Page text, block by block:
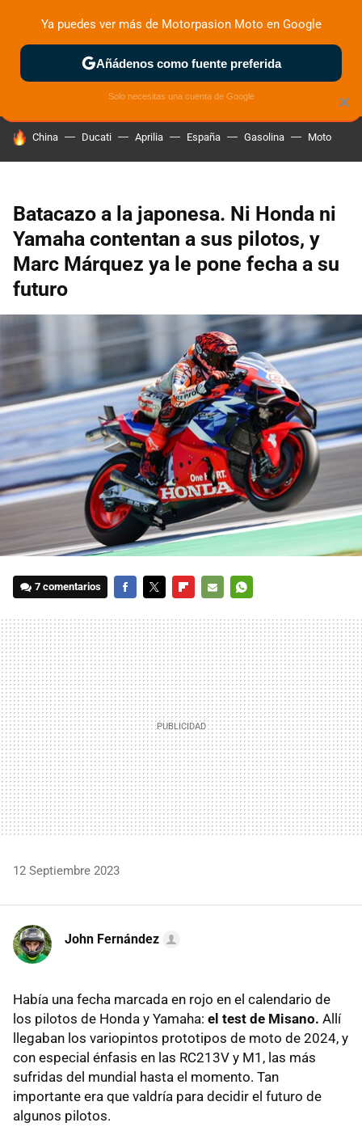
ZONA DE PRUEBAS DEPORTIVAS MOTOS ELÉCTRICAS
HOY SE HABLA DE
China Ducati Aprilia España Gasolina Moto
Batacazo a la japonesa. Ni Honda ni
Yamaha contentan a sus pilotos, y
Marc Márquez ya le pone fecha a su
futuro
7 comentarios
MAIL
12 Septiembre 2023
John Fernández
Había una fecha marcada en rojo en el calendario de
los pilotos de Honda y Yamaha: el test de Misano. Allí
llegaban los variopintos prototipos de moto de 2024, y
con especial énfasis en las RC213V y M1, las más
sufridas del mundial hasta el momento. Tan
importante era que valdría para decidir el futuro de
algunos pilotos.
×
Ya puedes ver más de Motorpasion Moto en Google
Añádenos como fuente preferida
Solo necesitas una cuenta de Google